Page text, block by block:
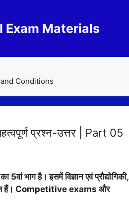
Exam Materials
Conditions
प्रश्न-उत्तर | Part 05
भाग है। इसमें विज्ञान एवं प्रौद्योगिकी,
हैं। Competitive exams और